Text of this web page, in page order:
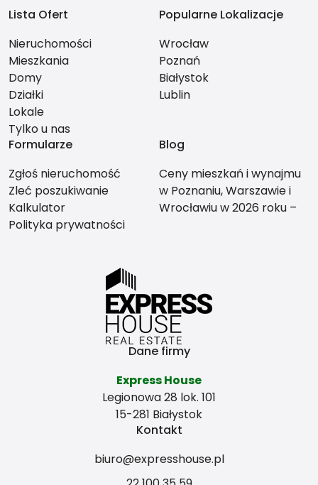
Lista Ofert
Nieruchomości
Mieszkania
Domy
Działki
Lokale
Tylko u nas
Popularne Lokalizacje
Wrocław
Poznań
Białystok
Lublin
Formularze
Zgłoś nieruchomość
Zleć poszukiwanie
Kalkulator
Polityka prywatności
Blog
Ceny mieszkań i wynajmu
w Poznaniu, Warszawie i
Wrocławiu w 2026 roku –
Dane firmy
Express House
Legionowa 28 lok. 101
15-281 Białystok
Kontakt
biuro@expresshouse.pl